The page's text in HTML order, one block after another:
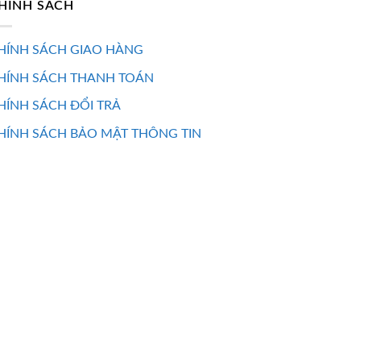
SÁCH
SÁCH GIAO HÀNG
SÁCH THANH TOÁN
SÁCH ĐỔI TRẢ
SÁCH BẢO MẬT THÔNG TIN